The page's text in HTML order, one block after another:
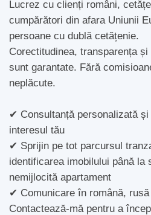
Lucrez cu clienți români,
cumpărători din afara Uniunii
persoane cu dublă cetățenie.
Corectitudinea, transparența
sunt garantate. Fără
neplăcute.
✔ Consultanță personalizată
interesul tău
✔ Sprijin pe tot parcursul
identificarea imobilului până la
nemijlocită apartament
✔ Comunicare în română,
Contactează-mă pentru a